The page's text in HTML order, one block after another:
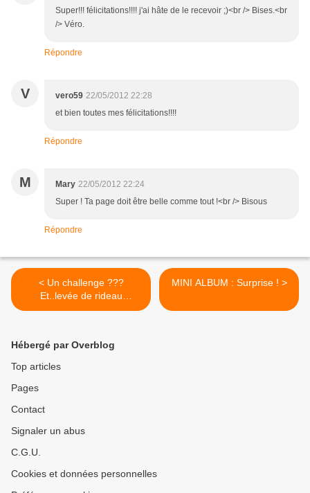
Super!!! félicitations!!!! j'ai hâte de le recevoir ;)<br /> Bises.<br
/> Véro.
Répondre
V vero59 22/05/2012 22:28
et bien toutes mes félicitations!!!!
Répondre
M Mary 22/05/2012 22:24
Super ! Ta page doit être belle comme tout !<br /> Bisous
Répondre
< Un challenge ???
Et..levée de rideau
sur...Chalk Edition !!!
MINI ALBUM : Surprise ! >
Hébergé par Overblog
Top articles
Pages
Contact
Signaler un abus
C.G.U.
Cookies et données personnelles